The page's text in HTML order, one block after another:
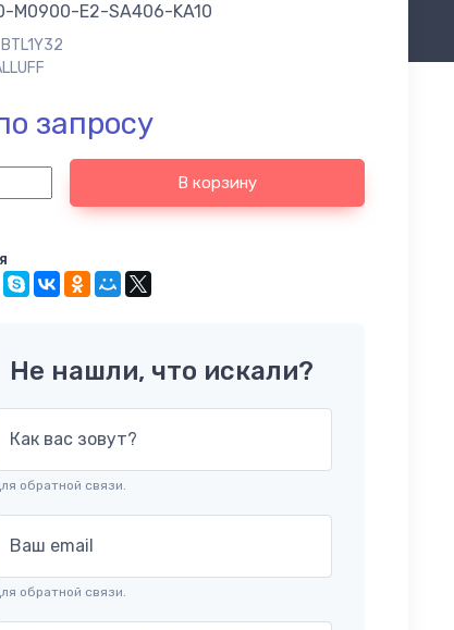
M0900-E2-SA406-KA10
BTL1Y32
запросу
В корзину
Не нашли, что искали?
Как вас зовут?
обратной связи.
Ваш email
обратной связи.